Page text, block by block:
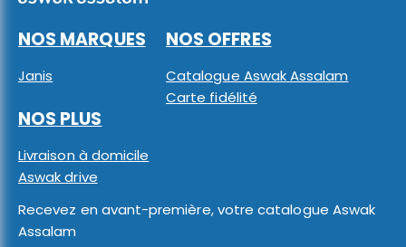
NOS MARQUES
Janis
NOS OFFRES
Catalogue Aswak Assalam
Carte fidélité
NOS PLUS
Livraison à domicile
Aswak drive
Recevez en avant-première, votre catalogue Aswak
Assalam